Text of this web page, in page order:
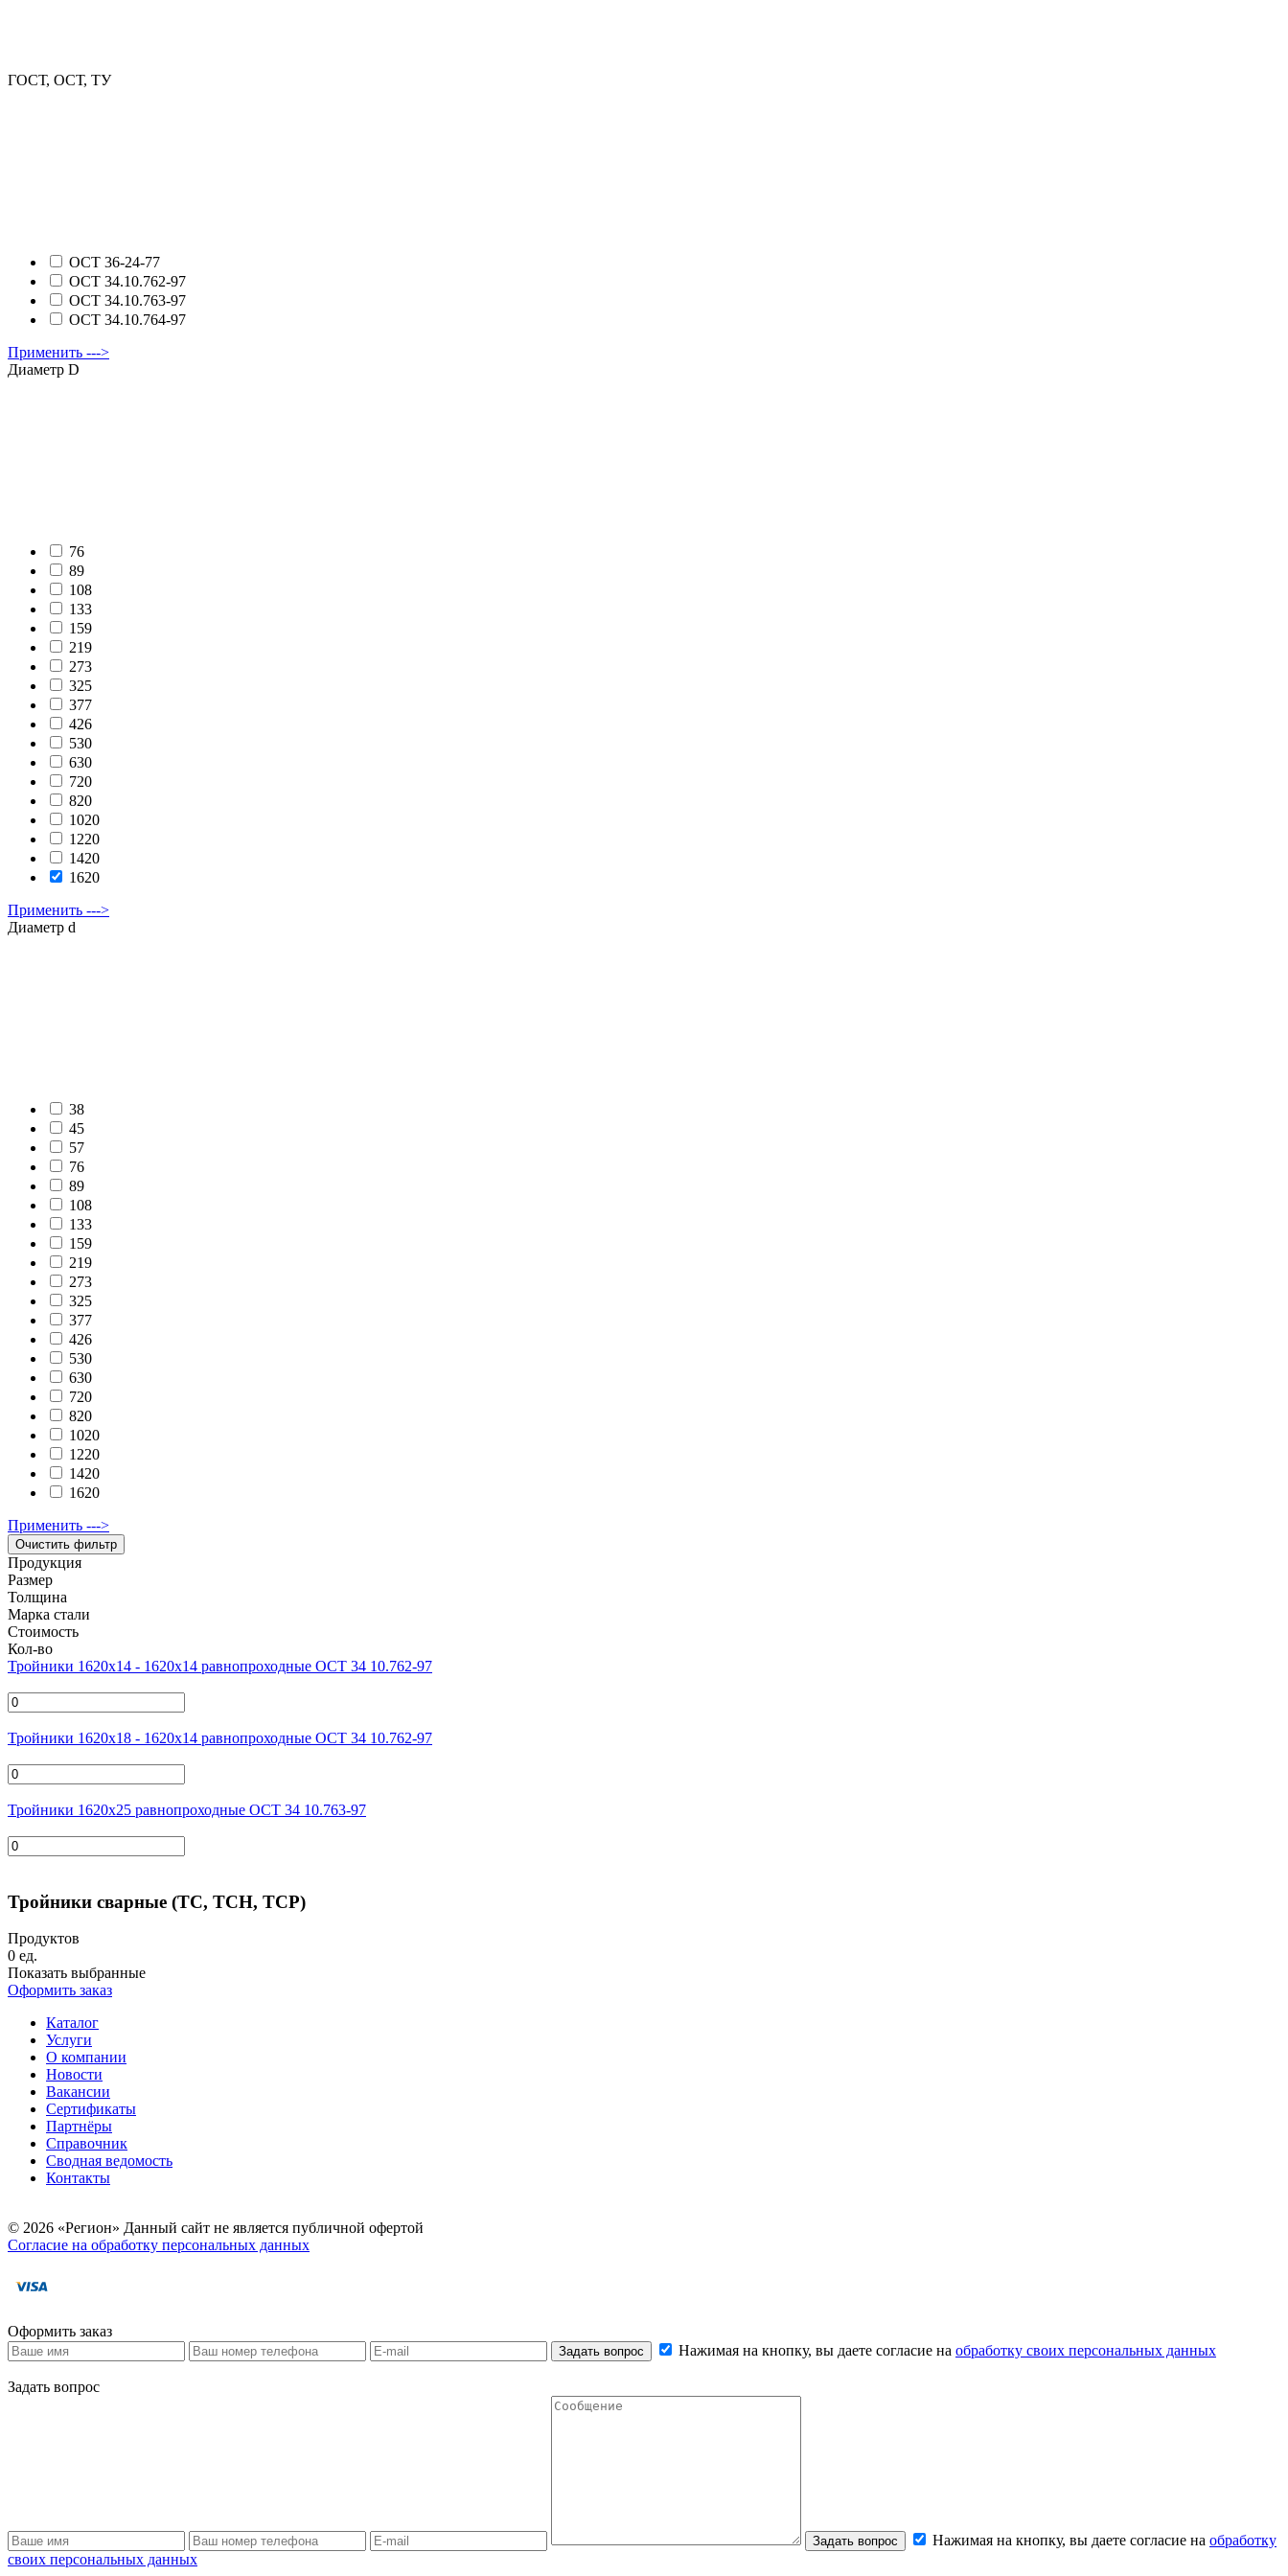
ГОСТ, ОСТ, ТУ
ОСТ 36-24-77
ОСТ 34.10.762-97
ОСТ 34.10.763-97
ОСТ 34.10.764-97
Применить --->
Диаметр D
76
89
108
133
159
219
273
325
377
426
530
630
720
820
1020
1220
1420
1620
Применить --->
Диаметр d
38
45
57
76
89
108
133
159
219
273
325
377
426
530
630
720
820
1020
1220
1420
1620
Применить --->
Продукция
Размер
Толщина
Марка стали
Стоимость
Кол-во
Тройники 1620х14 - 1620x14 равнопроходные ОСТ 34 10.762-97
Тройники 1620х18 - 1620x14 равнопроходные ОСТ 34 10.762-97
Тройники 1620х25 равнопроходные ОСТ 34 10.763-97
Тройники сварные (ТС, ТСН, ТСР)
Продуктов
0 ед.
Показать выбранные
Оформить заказ
Каталог
Услуги
О компании
Новости
Вакансии
Сертификаты
Партнёры
Справочник
Сводная ведомость
Контакты
© 2026 «Регион» Данный сайт не является публичной офертой
Согласие на обработку персональных данных
Оформить заказ
Задать вопрос Нажимая на кнопку, вы даете согласие на обработку своих персональных данных
Задать вопрос
Задать вопрос Нажимая на кнопку, вы даете согласие на обработку
своих персональных данных